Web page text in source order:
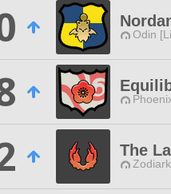
Odin
The